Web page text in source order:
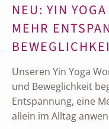
NEU: YIN
MEHR
Unseren Yin Yoga
und Beweglichkeit
Entspannung, eine
allein im Alltag